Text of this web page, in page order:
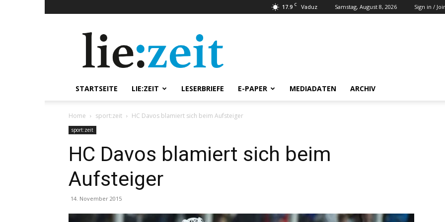
17.9 C Vaduz Samstag, August 8, 2026 Sign in /
STARTSEITE LIE:ZEIT LESERBRIEFE E-PAPER MEDIADATEN ARCHIV
Home sport:zeit HC Davos blamiert sich beim Aufsteiger
sport:zeit
HC Davos blamiert sich beim
Aufsteiger
14. November 2015